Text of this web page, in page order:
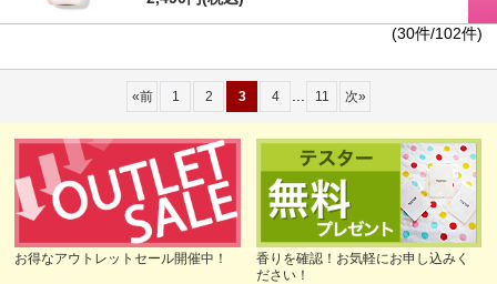
(30件/102件)
«前 1 2 3 4 ... 11 次»
お得なアウトレットセール開催中！
香りを確認！お気軽にお申し込みく
ださい！